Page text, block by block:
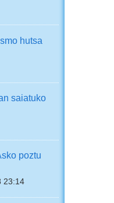
hutsa
saiatuko
poztu
23:14